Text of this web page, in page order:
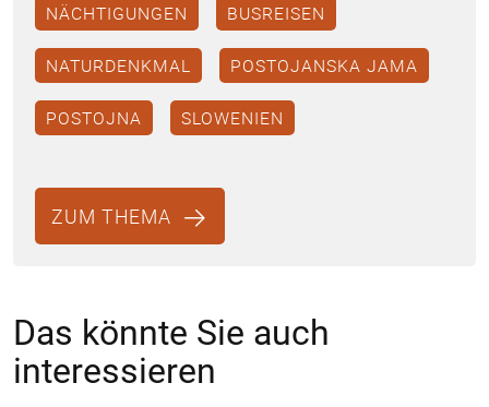
NÄCHTIGUNGEN BUSREISEN
NATURDENKMAL POSTOJANSKA JAMA
POSTOJNA SLOWENIEN
ZUM THEMA
Das könnte Sie auch
interessieren